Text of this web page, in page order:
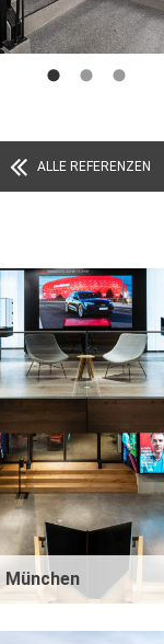
ALLE REFERENZEN
München